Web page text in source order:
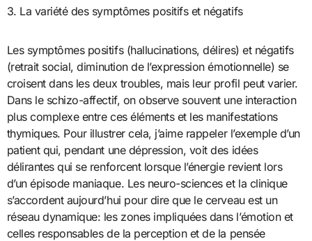
3. La variété des symptômes positifs et négatifs
Les symptômes positifs (hallucinations, délires) et négatifs
(retrait social, diminution de l’expression émotionnelle) se
croisent dans les deux troubles, mais leur profil peut varier.
Dans le schizo-affectif, on observe souvent une interaction
plus complexe entre ces éléments et les manifestations
thymiques. Pour illustrer cela, j’aime rappeler l’exemple d’un
patient qui, pendant une dépression, voit des idées
délirantes qui se renforcent lorsque l’énergie revient lors
d’un épisode maniaque. Les neuro-sciences et la clinique
s’accordent aujourd’hui pour dire que le cerveau est un
réseau dynamique: les zones impliquées dans l’émotion et
celles responsables de la perception et de la pensée